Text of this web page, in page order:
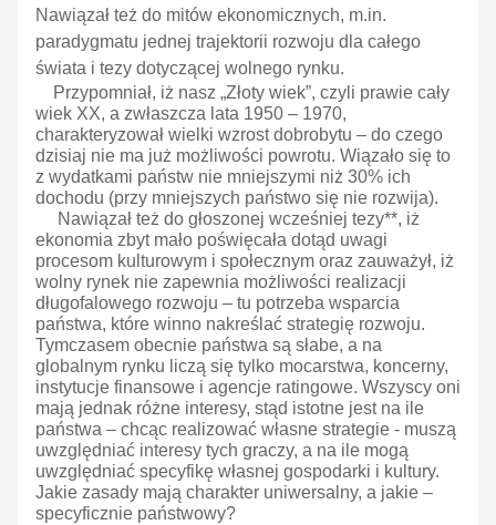
Nawiązał też do mitów ekonomicznych, m.in.
paradygmatu jednej trajektorii rozwoju dla całego
świata i tezy dotyczącej wolnego rynku.
Przypomniał, iż nasz „Złoty wiek”, czyli prawie cały
wiek XX, a zwłaszcza lata 1950 – 1970,
charakteryzował wielki wzrost dobrobytu – do czego
dzisiaj nie ma już możliwości powrotu. Wiązało się to
z wydatkami państw nie mniejszymi niż 30% ich
dochodu (przy mniejszych państwo się nie rozwija).
Nawiązał też do głoszonej wcześniej tezy**, iż
ekonomia zbyt mało poświęcała dotąd uwagi
procesom kulturowym i społecznym oraz zauważył, iż
wolny rynek nie zapewnia możliwości realizacji
długofalowego rozwoju – tu potrzeba wsparcia
państwa, które winno nakreślać strategię rozwoju.
Tymczasem obecnie państwa są słabe, a na
globalnym rynku liczą się tylko mocarstwa, koncerny,
instytucje finansowe i agencje ratingowe. Wszyscy oni
mają jednak różne interesy, stąd istotne jest na ile
państwa – chcąc realizować własne strategie - muszą
uwzględniać interesy tych graczy, a na ile mogą
uwzględniać specyfikę własnej gospodarki i kultury.
Jakie zasady mają charakter uniwersalny, a jakie –
specyficznie państwowy?